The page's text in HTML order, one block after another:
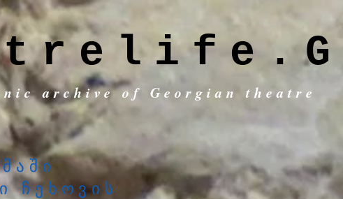
archive of Georgian theatre
ჩეხოვის